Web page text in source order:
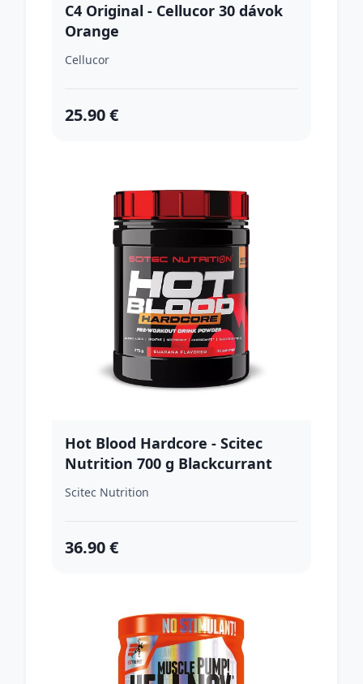
C4 Original - Cellucor 30 dávok
Orange
Cellucor
25.90 €
Hot Blood Hardcore - Scitec
Nutrition 700 g Blackcurrant
Goji Berry
Scitec Nutrition
36.90 €